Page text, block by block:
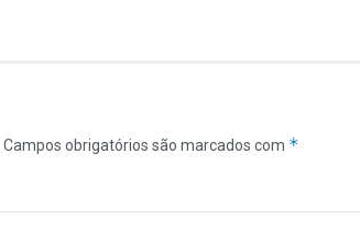
Campos obrigatórios são marcados com *